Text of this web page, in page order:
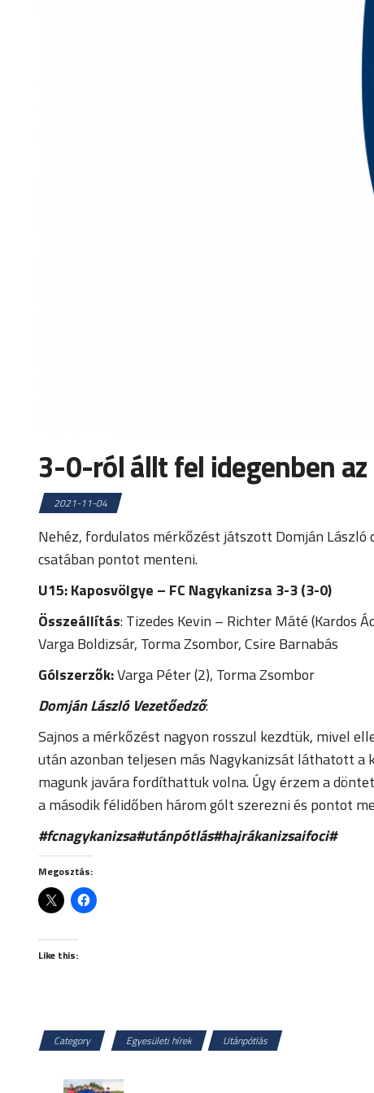
3-0-ról állt fel idegenben
2021-11-04
Nehéz, fordulatos mérkőzést játszott Domján László
csatában pontot menteni.
U15:Kaposvölgye – FC Nagykanizsa 3-3 (3-0)
Összeállítás: Tizedes Kevin – Richter Máté (Kardos
Varga Boldizsár, Torma Zsombor, Csire Barnabás
Gólszerzők:Varga Péter (2), Torma Zsombor
Domján László Vezetőedző:
Sajnos a mérkőzést nagyon rosszul kezdtük, mivel
után azonban teljesen más Nagykanizsát láthatott a
magunk javára fordíthattuk volna. Úgy érzem a
a második félidőben három gólt szerezni és pontot
#fcnagykanizsa#utánpótlás#hajrákanizsaifoci#
Megosztás:
Like this:
Category Egyesületi hírek Utánpótlás